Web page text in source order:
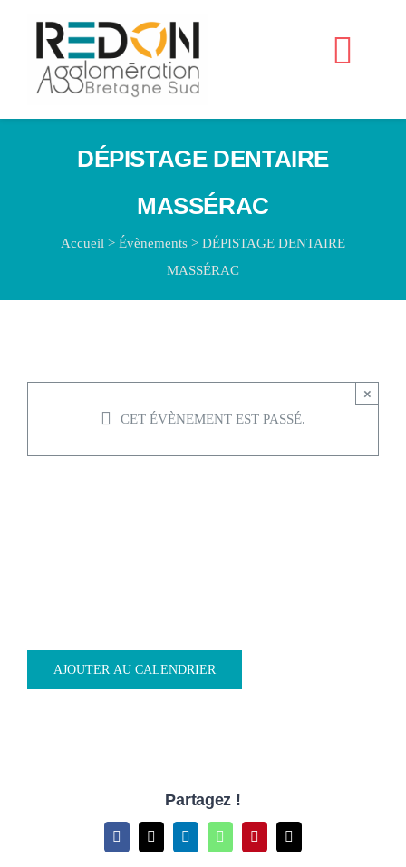
à
DÉPISTAGE DENTAIRE
MASSÉRAC
Accueil > Évènements > DÉPISTAGE DENTAIRE
MASSÉRAC
CET ÉVÈNEMENT EST PASSÉ.
×
AJOUTER AU CALENDRIER
Partagez !
Facebook
X LinkedInWhatsAppPinterestEmail